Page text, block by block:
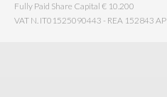
Fully Paid Share Capital € 10.200
VAT N. IT01525090443 - REA 152843 AP